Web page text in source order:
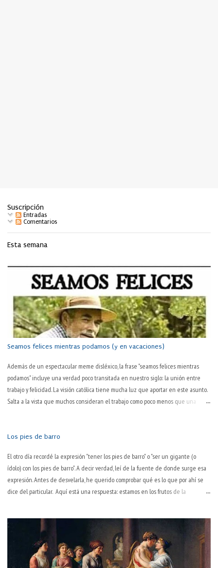
Suscripción
Entradas
Comentarios
Esta semana
Seamos felices mientras podamos (y en vacaciones)
Además de un espectacular meme disléxico, la frase "seamos felices mientras
podamos" incluye una verdad poco transitada en nuestro siglo: la unión entre
trabajo y felicidad. La visión católica tiene mucha luz que aportar en este asunto.
Salta a la vista que muchos consideran el trabajo como poco menos que una
trabajo, todos lo sabemos. El hablar normal —y quizás ya poco habitual— así lo
desgasta. ¿Pero es lo único que hace? Es más, ¿es lo que consigue de modo
primario? ¿No será ese desgaste una consecuencia habitual pero no necesaria
en su esencia, sino algo debido a la inevitable corporalidad y temporalidad? Por
pasos, que la sociedad actual es tozuda. "La pasión es el motor del trabajo" Así lo
Los pies de barro
El otro día recordé la expresión "tener los pies de barro" o "ser un gigante (o
ídolo) con los pies de barro". A decir verdad, leí de la fuente de donde surge esa
expresión. Antes de desvelarla, he querido comprobar qué es lo que por ahí se
dice del particular. Aquí está una respuesta: estamos en los frutos de la
Otra vez, sí. Por enésima vez, un caso en que un texto se ha hecho cultura: vida y
vidilla, lo cual es un éxito (pasado) del original. No nos vendría mal recordar su
origen. Para entender mejor la expresión. Lo copio al final del post por si uno es
tan vago que no quiere hacer un click en el link. Allí, el profeta Daniel le cuenta